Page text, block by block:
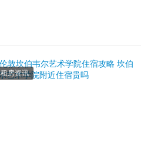
租房资讯